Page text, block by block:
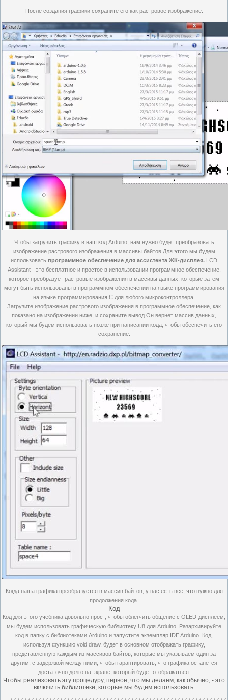
После создания графики сохраните его как растровое изображение.
Чтобы загрузить графику в наш код Arduino, нам нужно будет преобразовать
изображение растрового изображения в массивы байтов.Для этого мы будем
использовать программное обеспечение для ассистента ЖК-дисплея. LCD
Assistant - это бесплатное и простое в использовании программное обеспечение,
которое преобразует растровые изображения в массивы данных, которые затем
могут быть использованы в программном обеспечении на языке программирования
на языке программирования C для любого микроконтроллера.
Загрузите изображение растрового изображения в программное обеспечение, как
показано на изображении ниже, и сохраните вывод.Он вернет массив данных,
который мы будем использовать позже при написании кода, чтобы обеспечить его
сохранение.
Когда наша графика преобразуется в массив байтов, у нас есть все, что нужно для
продолжения кода.
Код
Код для этого учебника довольно прост, чтобы облегчить общение с OLED-дисплеем,
мы будем использовать графическую библиотеку U8 для Arduino Разархивируйте
код в папку с библиотеками Arduino и запустите экземпляр IDE Arduino. Код,
используя функцию void draw, будет в основном отображать графику,
представленную каждым из массивов байтов, которые мы указываем один за
другим, с задержкой между ними, чтобы гарантировать, что графика останется
достаточно долго на экране, который будет отображаться.
Чтобы реализовать эту процедуру, первое, что мы делаем, как обычно, - это
включить библиотеки, которые мы будем использовать.